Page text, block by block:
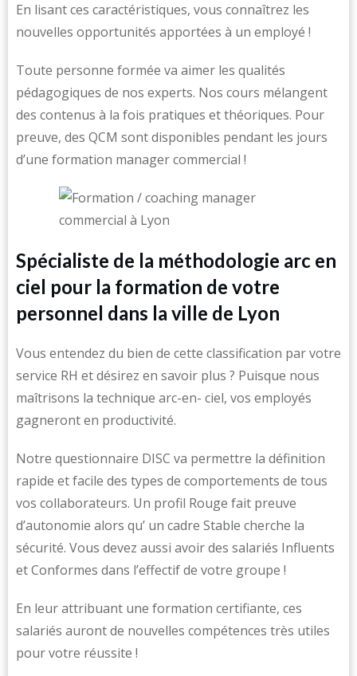
En lisant ces caractéristiques, vous connaîtrez les
nouvelles opportunités apportées à un employé !
Toute personne formée va aimer les qualités
pédagogiques de nos experts. Nos cours mélangent
des contenus à la fois pratiques et théoriques. Pour
preuve, des QCM sont disponibles pendant les jours
d’une formation manager commercial !
Spécialiste de la méthodologie arc en
ciel pour la formation de votre
personnel dans la ville de Lyon
Vous entendez du bien de cette classification par votre
service RH et désirez en savoir plus ? Puisque nous
maîtrisons la technique arc-en- ciel, vos employés
gagneront en productivité.
Notre questionnaire DISC va permettre la définition
rapide et facile des types de comportements de tous
vos collaborateurs. Un profil Rouge fait preuve
d’autonomie alors qu’ un cadre Stable cherche la
sécurité. Vous devez aussi avoir des salariés Influents
et Conformes dans l’effectif de votre groupe !
En leur attribuant une formation certifiante, ces
salariés auront de nouvelles compétences très utiles
pour votre réussite !